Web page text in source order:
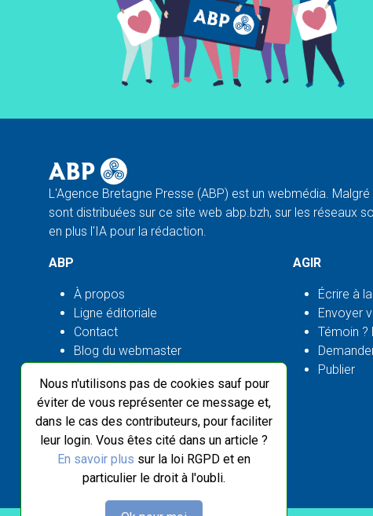
Nous n'utilisons pas de cookies sauf pour
éviter de vous représenter ce message et,
dans le cas des contributeurs, pour faciliter
leur login. Vous êtes cité dans un article ?
En savoir plus sur la loi RGPD et en
particulier le droit à l'oubli.
L'Agence Bretagne Presse (ABP) est un webmédia.
sont distribuées sur ce site web abp.bzh, sur les réseaux
en plus l'IA pour la rédaction.
ABP
À propos
Ligne éditoriale
Contact
Blog du webmaster
AGIR
Écrire à
Envoyer
Témoin ?
Publier